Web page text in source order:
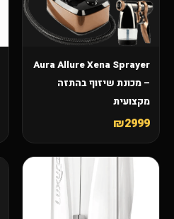
Aura Allure Xena Sprayer
– מכונת שיזוף בהתזה
מקצועית
₪2999